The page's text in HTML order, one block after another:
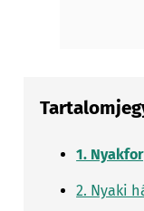
1.
2. Nyaki